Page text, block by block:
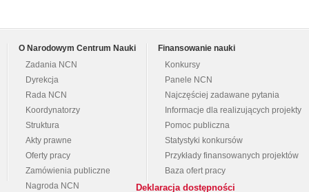
O Narodowym Centrum Nauki
Zadania NCN
Dyrekcja
Rada NCN
Koordynatorzy
Struktura
Akty prawne
Oferty pracy
Zamówienia publiczne
Nagroda NCN
Finansowanie nauki
Konkursy
Panele NCN
Najczęściej zadawane pytania
Informacje dla realizujących projekty
Pomoc publiczna
Statystyki konkursów
Przykłady finansowanych projektów
Baza ofert pracy
Deklaracja dostępności